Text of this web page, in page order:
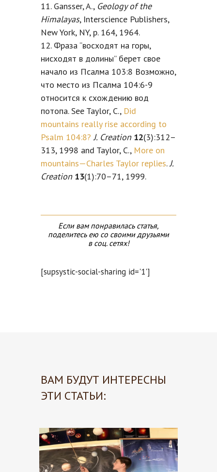
11. Gansser, A., Geology of the
Himalayas, Interscience Publishers,
New York, NY, p. 164, 1964.
12. Фраза “восходят на горы,
нисходят в долины” берет свое
начало из Псалма 103:8 Возможно,
что место из Псалма 104:6-9
относится к схождению вод
потопа. See Taylor, C., Did
mountains really rise according to
Psalm 104:8?J. Creation 12(3):312–
313, 1998 and Taylor, C., More on
mountains—Charles Taylor replies.J.
Creation 13(1):70–71, 1999.
Если вам понравилась статья,
поделитесь ею со своими друзьями
в соц. сетях!
[supsystic-social-sharing id='1']
ВАМ БУДУТ ИНТЕРЕСНЫ
ЭТИ СТАТЬИ: